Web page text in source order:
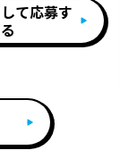
て応募す
る